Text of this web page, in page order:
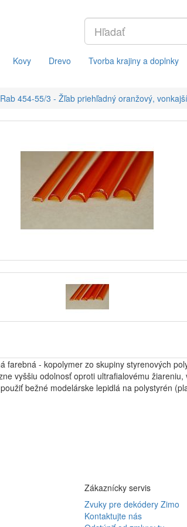
Kovy Drevo Tvorba krajiny a doplnky
Rab 454-55/3 - Žľab priehľadný oranžový,
farebná - kopolymer zo skupiny styrenových
vyššiu odolnosť oproti ultrafialovému
bežné modelárske lepidlá na polystyrén
Zákaznícky servis
Zvuky pre dekódery Zimo
Kontaktujte nás